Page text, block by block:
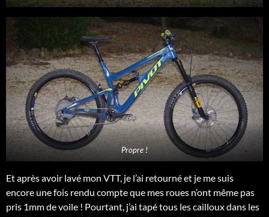
Propre !
Et après avoir lavé mon VTT, je l’ai retourné et je me suis
encore une fois rendu compte que mes roues n’ont même pas
pris 1mm de voile ! Pourtant, j’ai tapé tous les cailloux dans les